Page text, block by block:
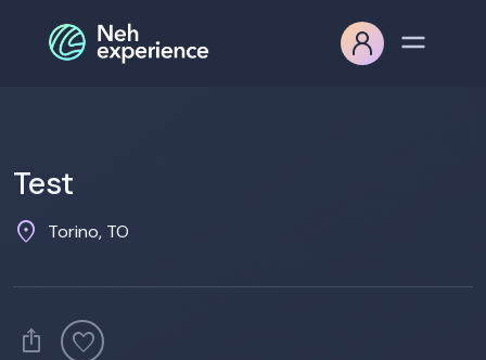
Test
location_on Torino, TO
ios_share favorite